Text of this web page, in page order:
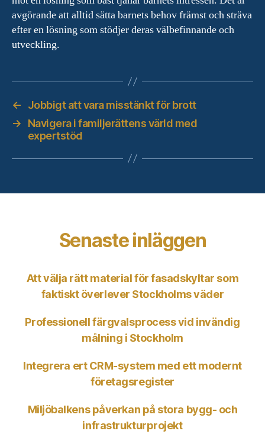
avgörande att alltid sätta barnets behov främst och sträva
efter en lösning som stödjer deras välbefinnande och
utveckling.
←
Jobbigt att vara misstänkt för brott
→
Navigera i familjerättens värld med
expertstöd
Senaste inläggen
Att välja rätt material för fasadskyltar som
faktiskt överlever Stockholms väder
Professionell färgvalsprocess vid invändig
målning i Stockholm
Integrera ert CRM-system med ett modernt
företagsregister
Miljöbalkens påverkan på stora bygg- och
infrastrukturprojekt